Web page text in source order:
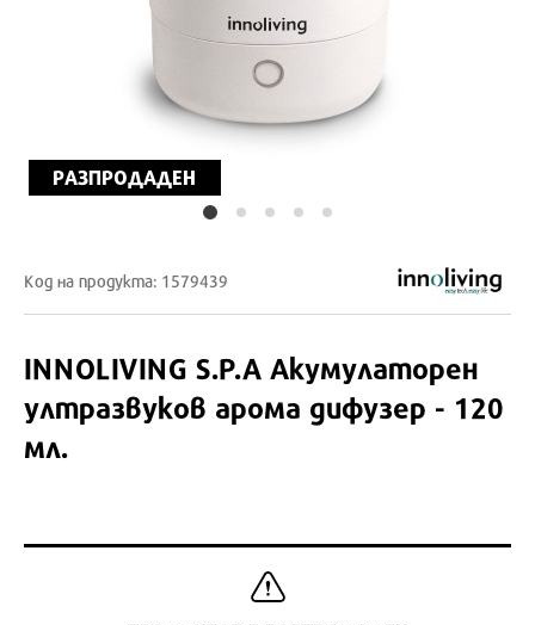
РАЗПРОДАДЕН
Код на продукта: 1579439
INNOLIVING S.P.A Акумулаторен
ултразвуков арома дифузер - 120
мл.